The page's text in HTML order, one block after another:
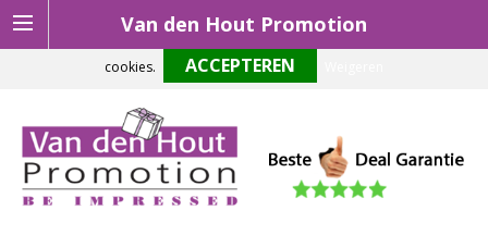
Van den Hout Promotion
Om onze website optimaal te laten functioneren maken wij gebruik van
cookies.